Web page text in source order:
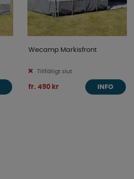
Wecamp Markisfront
Tillfälligt slut
fr. 490 kr INFO